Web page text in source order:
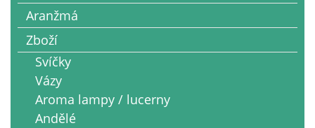
Aranžmá
Zboží
Svíčky
Vázy
Aroma lampy / lucerny
Andělé